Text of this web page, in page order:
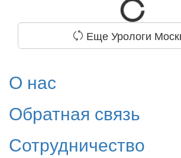
Еще Урологи
О нас
Обратная связь
Сотрудничество